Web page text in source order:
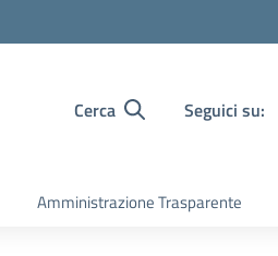
Cerca Seguici su:
Amministrazione Trasparente